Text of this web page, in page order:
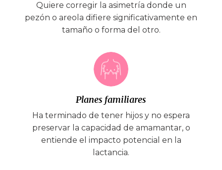
Quiere corregir la asimetría donde un
pezón o areola difiere significativamente en
tamaño o forma del otro.
Planes familiares
Ha terminado de tener hijos y no espera
preservar la capacidad de amamantar, o
entiende el impacto potencial en la
lactancia.